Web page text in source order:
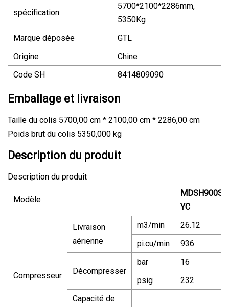
spécification
5700*2100*2286mm,
5350Kg
Marque déposée
GTL
Origine
Chine
Code SH
8414809090
Emballage et livraison
Taille du colis 5700,00 cm * 2100,00 cm * 2286,00 cm
Poids brut du colis 5350,000 kg
Description du produit
Description du produit
Modèle
MDSH900S-
YC
Compresseur
Livraison
aérienne
m3/min
26.12
pi.cu/min
936
Décompresser
bar
16
psig
232
Capacité de